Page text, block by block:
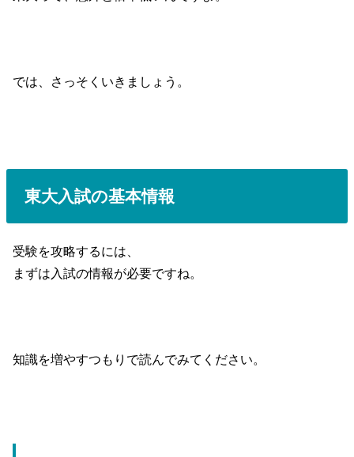
では、さっそくいきましょう。
東大入試の基本情報
受験を攻略するには、
まずは入試の情報が必要ですね。
知識を増やすつもりで読んでみてください。